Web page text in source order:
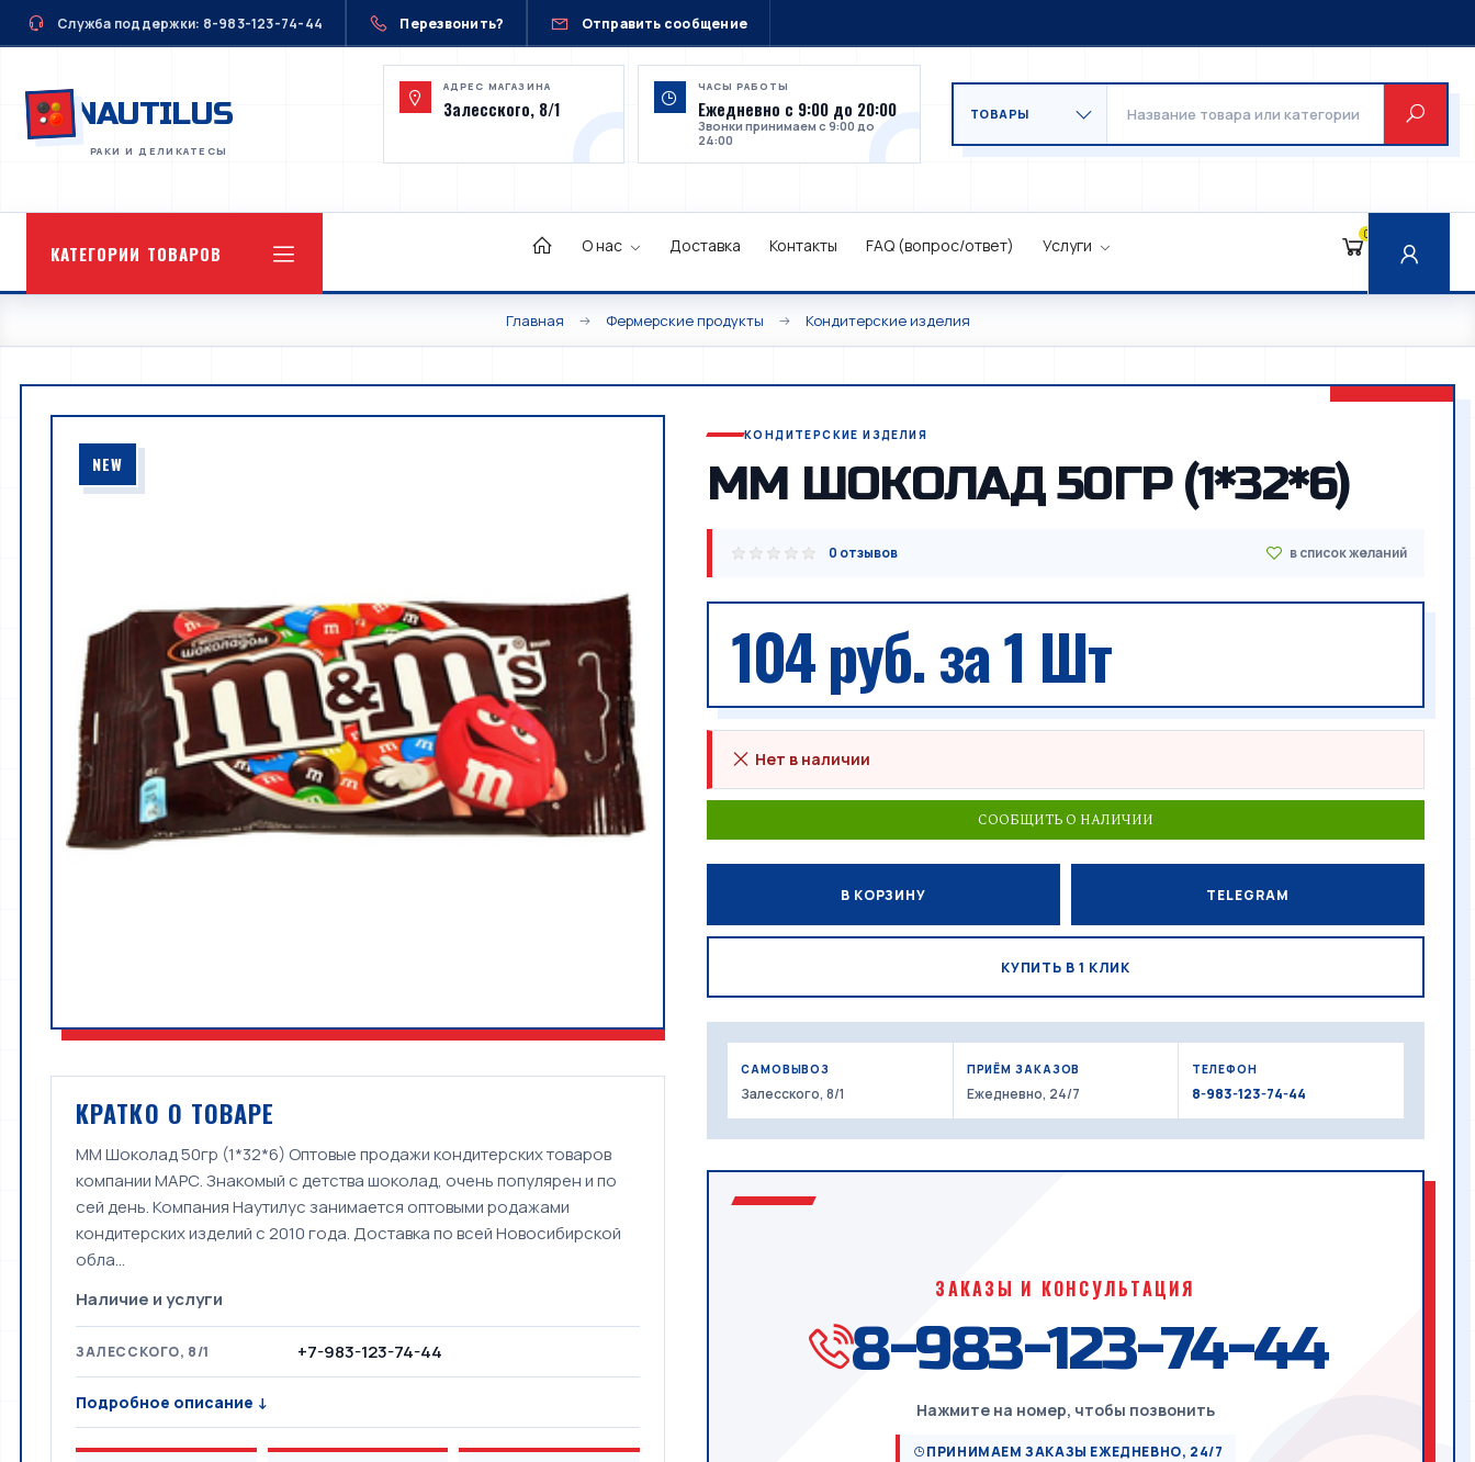
Служба поддержки: 8-983-123-74-44 Перезвонить? Отправить сообщение
NAUTILUS
АДРЕС МАГАЗИНА
Залесского, 8/1
ЧАСЫ РАБОТЫ
Ежедневно с 9:00 до 20:00
Звонки принимаем с 9:00 до
24:00
КАТЕГОРИИ ТОВАРОВ О нас Доставка Контакты FAQ (вопрос/ответ) Услуги
0
Главная Фермерские продукты Кондитерские изделия
NEW
КОНДИТЕРСКИЕ ИЗДЕЛИЯ
ММ ШОКОЛАД 50ГР (1*32*6)
0 отзывов
104 руб.за 1 Шт
Нет в наличии
СООБЩИТЬ О НАЛИЧИИ
В КОРЗИНУ TELEGRAM
КУПИТЬ В 1 КЛИК
САМОВЫВОЗ
Залесского, 8/1
ПРИЁМ ЗАКАЗОВ
Ежедневно, 24/7
ТЕЛЕФОН
8-983-123-74-44
ЗАКАЗЫ И КОНСУЛЬТАЦИЯ
8-983-123-74-44
Нажмите на номер, чтобы позвонить
ПРИНИМАЕМ ЗАКАЗЫ ЕЖЕДНЕВНО, 24/7
КРАТКО О ТОВАРЕ
ММ Шоколад 50гр (1*32*6) Оптовые продажи кондитерских товаров
компании МАРС. Знакомый с детства шоколад, очень популярен и по
сей день. Компания Наутилус занимается оптовыми родажами
кондитерских изделий с 2010 года. Доставка по всей Новосибирской
обла...
Наличие и услуги
ЗАЛЕССКОГО, 8/1 +7-983-123-74-44
Подробное описание ↓